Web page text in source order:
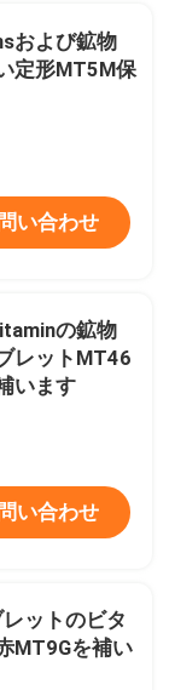
および鉱物
定形MT5M保
い合わせ
の鉱物
レットMT46
います
い合わせ
ットのビタ
MT9Gを補い